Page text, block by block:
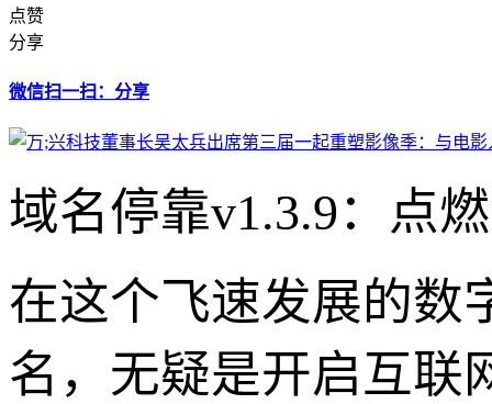
点赞
分享
微信扫一扫：分享
域名停靠v1.3.9：点
在这个飞速发展的数
名，无疑是开启互联